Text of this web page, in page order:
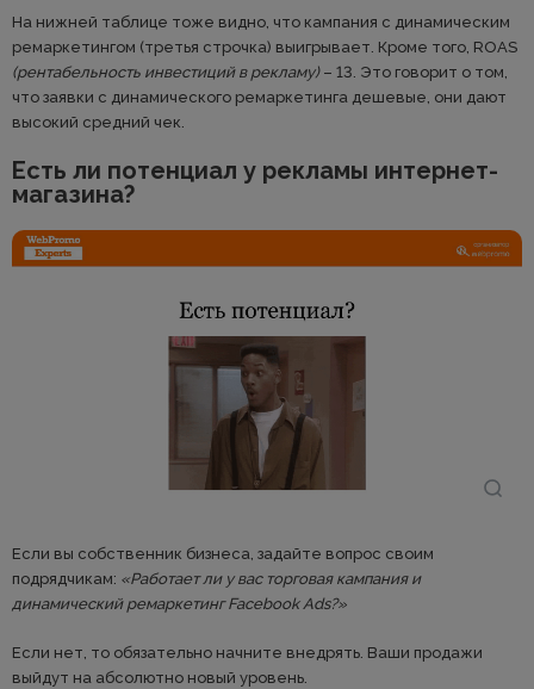
На нижней таблице тоже видно, что кампания с динамическим
ремаркетингом (третья строчка) выигрывает. Кроме того, ROAS
(рентабельность инвестиций в рекламу)– 13. Это говорит о том,
что заявки с динамического ремаркетинга дешевые, они дают
высокий средний чек.
Есть ли потенциал у рекламы интернет-
магазина?
Если вы собственник бизнеса, задайте вопрос своим
подрядчикам: «Работает ли у вас торговая кампания и
динамический ремаркетинг Facebook Ads?»
Если нет, то обязательно начните внедрять. Ваши продажи
выйдут на абсолютно новый уровень.